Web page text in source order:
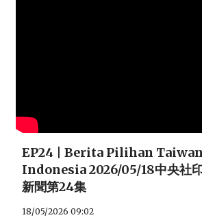
EP24 | Berita Pilihan
Indonesia 2026/05/18中央社
新聞第24集
18/05/2026 09:02